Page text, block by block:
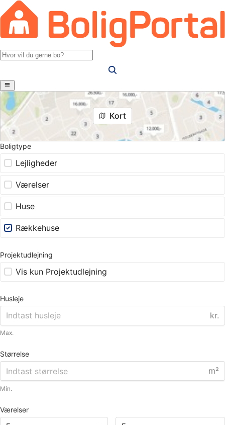
Kort
Boligtype
Lejligheder
Værelser
Huse
Rækkehuse
Projektudlejning
Vis kun Projektudlejning
Husleje
kr.
Max.
Størrelse
m²
Min.
Værelser